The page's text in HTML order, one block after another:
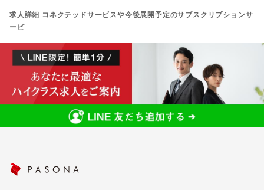
求人詳細 コネクテッドサービスや今後展開予定のサブスクリプションサ
ービ